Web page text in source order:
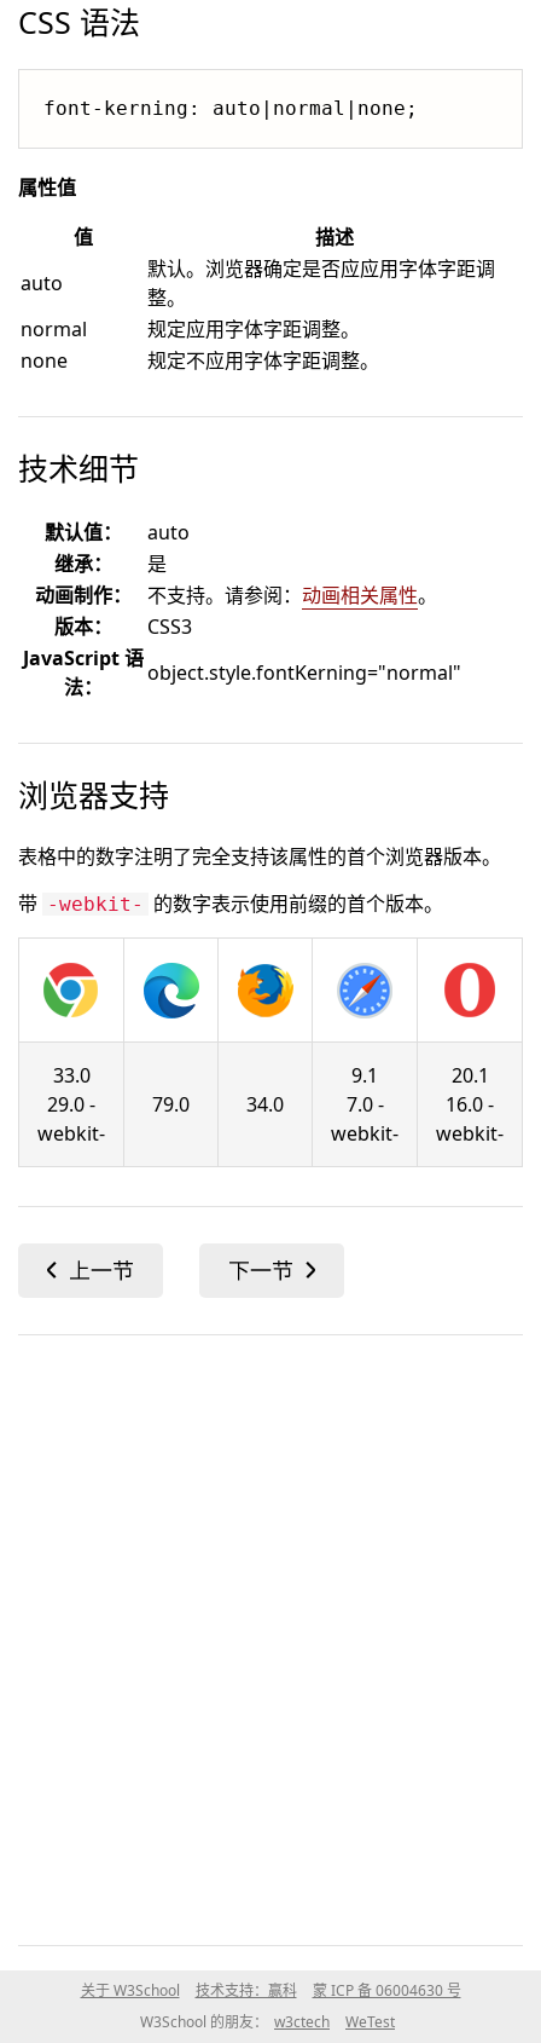
CSS 语法
font-kerning: auto|normal|none;
属性值
值
描述
auto
默认。浏览器确定是否应应用字体字距调
整。
normal
规定应用字体字距调整。
none
规定不应用字体字距调整。
技术细节
默认值：
auto
继承：
是
动画制作：
不支持。请参阅： 动画相关属性。
版本：
CSS3
JavaScript 语
法：
object.style.fontKerning="normal"
浏览器支持
表格中的数字注明了完全支持该属性的首个浏览器版本。
带 -webkit- 的数字表示使用前缀的首个版本。
33.0
29.0 -
webkit-
79.0 34.0
9.1
7.0 -
webkit-
20.1
16.0 -
webkit-
关于 W3School 技术支持：赢科
蒙 ICP 备 06004630 号
W3School 的朋友：
w3ctech WeTest